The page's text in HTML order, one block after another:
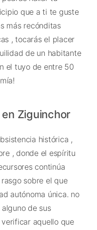
que a ti te guste
más recónditas
, tocarás el placer
de un habitante
el tuyo de entre 50
Ziguinchor
histórica ,
, donde el espíritu
continúa
sobre el que
autónoma única. no
de sus
aquello que